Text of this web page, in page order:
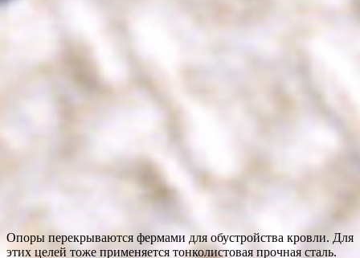
Опоры перекрываются фермами для обустройства кровли. Для
этих целей тоже применяется тонколистовая прочная сталь.